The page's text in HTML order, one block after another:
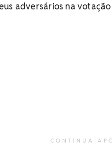
adversários na
CONTINUA